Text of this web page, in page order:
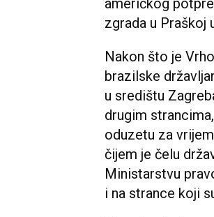
američkog
zgrada u Praškoj
Nakon što je
brazilske
u središtu
drugim
oduzetu za
čijem je čelu
Ministarstvu
i na strance koji